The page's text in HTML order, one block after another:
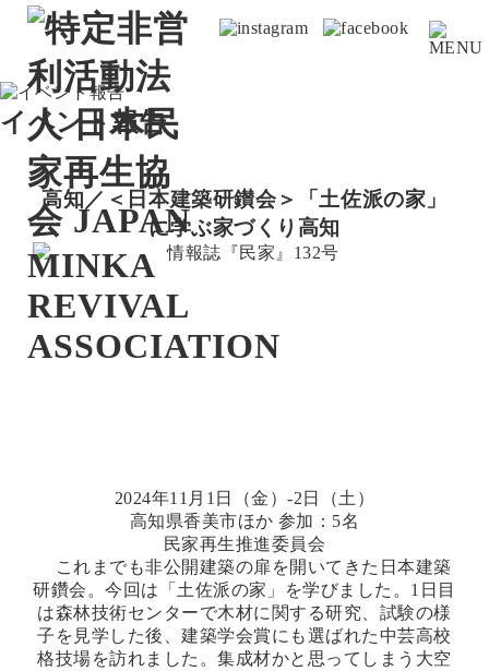
イベント報告
高知／＜日本建築研鑚会＞「土佐派の家」
に学ぶ家づくり 高知
2024年11月1日（金）-2日（土）
高知県香美市ほか 参加：5名
民家再生推進委員会
これまでも非公開建築の扉を開いてきた日本建築
研鑽会。今回は「土佐派の家」を学びました。1日目
は森林技術センターで木材に関する研究、試験の様
子を見学した後、建築学会賞にも選ばれた中芸高校
格技場を訪れました。集成材かと思ってしまう大空